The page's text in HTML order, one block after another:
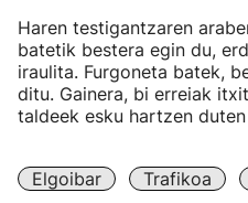
Haren testigantzaren
batetik bestera egin du,
iraulita. Furgoneta batek,
ditu. Gainera, bi erreiak
taldeek esku hartzen
Elgoibar Trafikoa